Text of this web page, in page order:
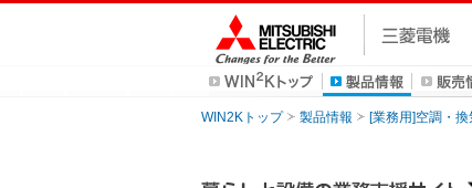
WIN2Kトップ 製品情報 [業務用]空調・換